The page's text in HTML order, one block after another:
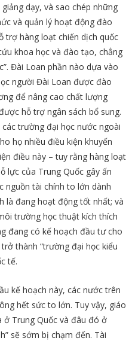
dạy, và sao chép những
và quản lý hoạt động đào
trợ hàng loạt chiến dịch quốc
khoa học và đào tạo, chẳng
Đài Loan phần nào dựa vào
người Đài Loan được đào
để nâng cao chất lượng
hỗ trợ ngân sách bổ sung.
trường đại học nước ngoài
họ nhiều điều kiện khuyến
điều này – tuy rằng hàng loạt
lực của Trung Quốc gây ấn
nguồn tài chính to lớn dành
là đang hoạt động tốt nhất; và
trường học thuật kích thích
đang có kế hoạch đầu tư cho
thành “trường đại học kiểu
tế.
kế hoạch này, các nước trên
hết sức to lớn. Tuy vậy, giáo
ở Trung Quốc và đâu đó ở
sẽ sớm bị chạm đến. Tài